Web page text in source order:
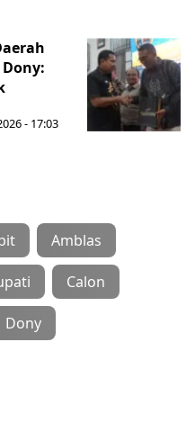
- 17:03
Amblas
Calon
Dony